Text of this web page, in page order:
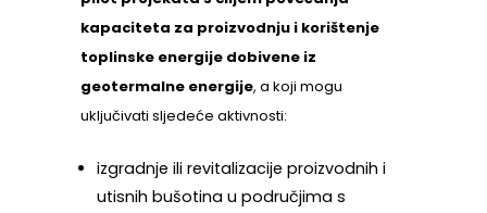
kapaciteta za proizvodnju i korištenje
toplinske energije dobivene iz
geotermalne energije, a koji mogu
uključivati sljedeće aktivnosti:
izgradnje ili revitalizacije proizvodnih i
utisnih bušotina u područjima s